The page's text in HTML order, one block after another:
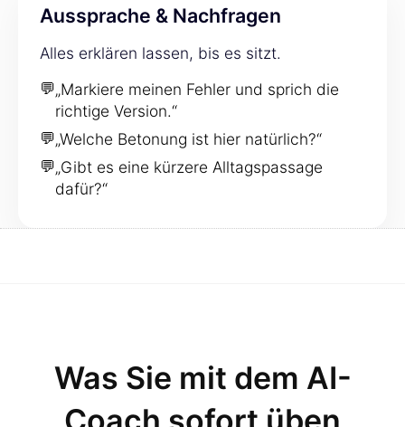
Aussprache & Nachfragen
Alles erklären lassen, bis es sitzt.
💬„Markiere meinen Fehler und sprich die
richtige Version.“
💬„Welche Betonung ist hier natürlich?“
💬„Gibt es eine kürzere Alltagspassage
dafür?“
Was Sie mit dem AI-